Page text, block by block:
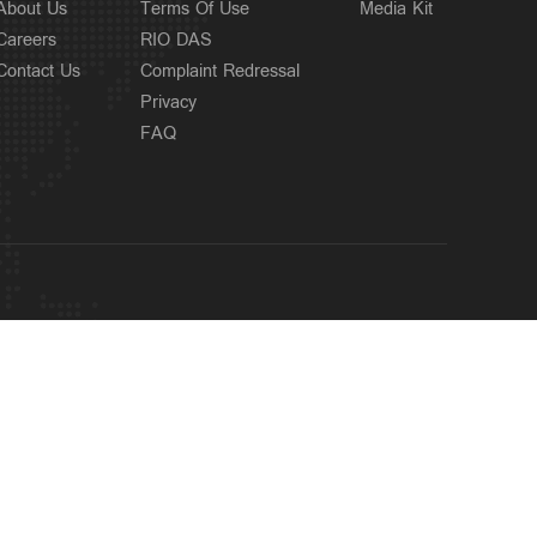
Us
Us
Terms Of Use
RIO DAS
Complaint Redressal
Privacy
FAQ
Media Kit